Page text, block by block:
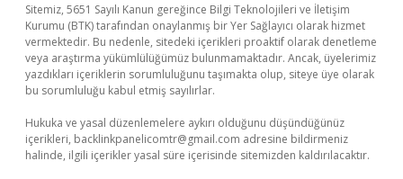
Sitemiz, 5651 Sayılı Kanun gereğince Bilgi Teknolojileri ve İletişim
Kurumu (BTK) tarafından onaylanmış bir Yer Sağlayıcı olarak hizmet
vermektedir. Bu nedenle, sitedeki içerikleri proaktif olarak denetleme
veya araştırma yükümlülüğümüz bulunmamaktadır. Ancak, üyelerimiz
yazdıkları içeriklerin sorumluluğunu taşımakta olup, siteye üye olarak
bu sorumluluğu kabul etmiş sayılırlar.
Hukuka ve yasal düzenlemelere aykırı olduğunu düşündüğünüz
içerikleri, backlinkpanelicomtr@gmail.com adresine bildirmeniz
halinde, ilgili içerikler yasal süre içerisinde sitemizden kaldırılacaktır.